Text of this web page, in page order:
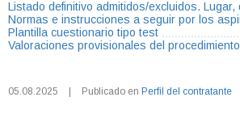
Plantilla cuestionario tipo test
Valoraciones provisionales del procedimiento
05.08.2025 Publicado en Perfil del contratante